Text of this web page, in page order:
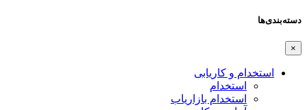
دسته‌بندی‌ها
×
استخدام و کاریابی
استخدام
استخدام بازاریاب